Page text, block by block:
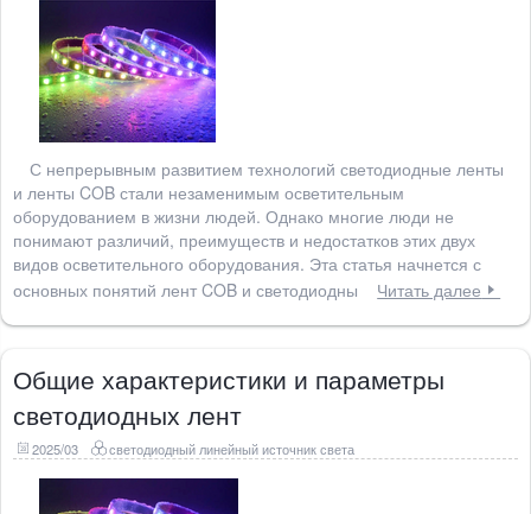
С непрерывным развитием технологий светодиодные ленты
и ленты COB стали незаменимым осветительным
оборудованием в жизни людей. Однако многие люди не
понимают различий, преимуществ и недостатков этих двух
видов осветительного оборудования. Эта статья начнется с
основных понятий лент COB и светодиодны
Читать далее
Общие характеристики и параметры
светодиодных лент
2025/03 светодиодный линейный источник света